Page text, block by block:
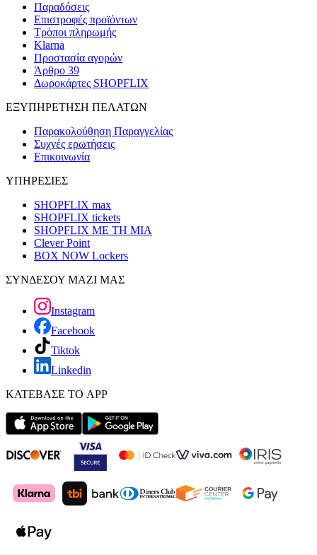
Παραδόσεις
Επιστροφές προϊόντων
Τρόποι πληρωμής
Klarna
Προστασία αγορών
Άρθρο 39
Δωροκάρτες SHOPFLIX
ΕΞΥΠΗΡΕΤΗΣΗ ΠΕΛΑΤΩΝ
Παρακολούθηση Παραγγελίας
Συχνές ερωτήσεις
Επικοινωνία
ΥΠΗΡΕΣΙΕΣ
SHOPFLIX max
SHOPFLIX tickets
SHOPFLIX ΜΕ ΤΗ ΜΙΑ
Clever Point
BOX NOW Lockers
ΣΥΝΔΕΣΟΥ ΜΑΖΙ ΜΑΣ
Instagram
Facebook
Tiktok
Linkedin
ΚΑΤΕΒΑΣΕ ΤΟ APP